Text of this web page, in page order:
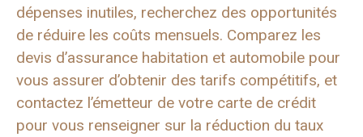
dépenses inutiles, recherchez des opportunités
de réduire les coûts mensuels. Comparez les
devis d’assurance habitation et automobile pour
vous assurer d’obtenir des tarifs compétitifs, et
contactez l’émetteur de votre carte de crédit
pour vous renseigner sur la réduction du taux